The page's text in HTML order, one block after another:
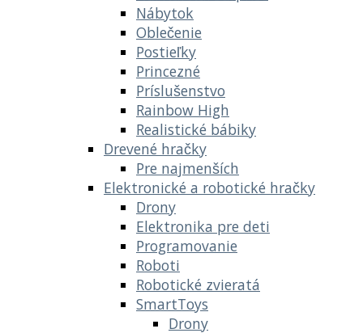
Nábytok
Oblečenie
Postieľky
Princezné
Príslušenstvo
Rainbow High
Realistické bábiky
Drevené hračky
Pre najmenších
Elektronické a robotické hračky
Drony
Elektronika pre deti
Programovanie
Roboti
Robotické zvieratá
SmartToys
Drony